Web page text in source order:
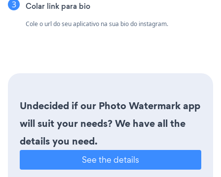
Colar link para bio
Cole o url do seu aplicativo na sua bio do instagram.
Undecided if our Photo Watermark app
will suit your needs? We have all the
details you need.
See the details